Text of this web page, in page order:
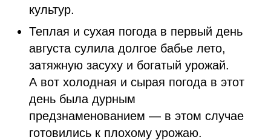
культур.
Теплая и сухая погода в первый день
августа сулила долгое бабье лето,
затяжную засуху и богатый урожай.
А вот холодная и сырая погода в этот
день была дурным
предзнаменованием — в этом случае
готовились к плохому урожаю.